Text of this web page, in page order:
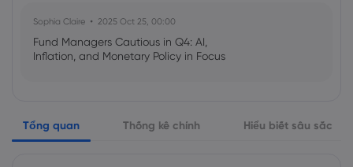
Sophia Claire 2025 Oct 25, 00:00
Fund Managers Cautious in Q4: AI,
Inflation, and Monetary Policy in Focus
US Government Shutdown Threatens
October Inflation Data Release
Tổng quan Thống kê chính Hiểu biết sâu sắc